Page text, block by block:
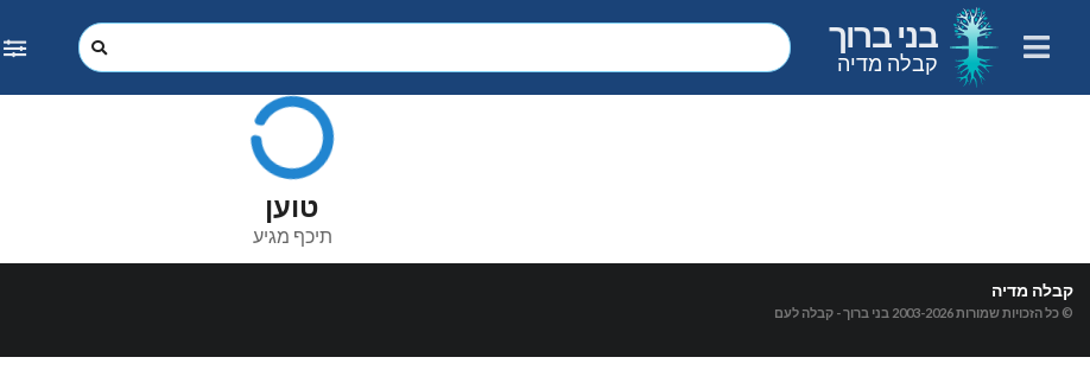
בני ברוך
קבלה מדיה
טוען
תיכף מגיע
קבלה מדיה
© כל הזכויות שמורות 2003-2026 בני ברוך - קבלה לעם